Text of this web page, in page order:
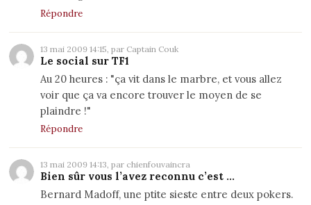
Répondre
13 mai 2009 14:15, par Captain Couk
Le social sur TF1
Au 20 heures : "ça vit dans le marbre, et vous allez
voir que ça va encore trouver le moyen de se
plaindre !"
Répondre
13 mai 2009 14:13, par chienfouvaincra
Bien sûr vous l’avez reconnu c’est ...
Bernard Madoff, une ptite sieste entre deux pokers.